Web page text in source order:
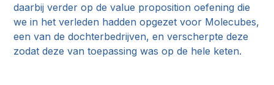
daarbij verder op de value proposition oefening die
we in het verleden hadden opgezet voor Molecubes,
een van de dochterbedrijven, en verscherpte deze
zodat deze van toepassing was op de hele keten.